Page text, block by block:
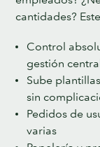
cantidades?
Control
gestión
Sube
sin
Pedidos de
varias